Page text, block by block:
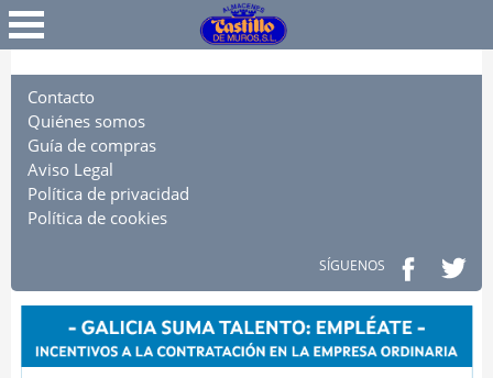
Favoritos
Contacto
Quiénes somos
Guía de compras
Aviso Legal
Política de privacidad
Política de cookies
SÍGUENOS